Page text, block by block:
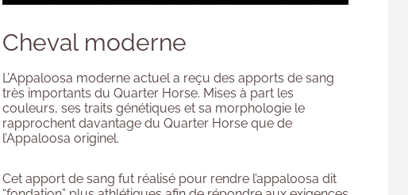
Cheval moderne
L’Appaloosa moderne actuel a reçu des apports de sang
très importants du Quarter Horse. Mises à part les
couleurs, ses traits génétiques et sa morphologie le
rapprochent davantage du Quarter Horse que de
l’Appaloosa originel.
Cet apport de sang fut réalisé pour rendre l’appaloosa dit